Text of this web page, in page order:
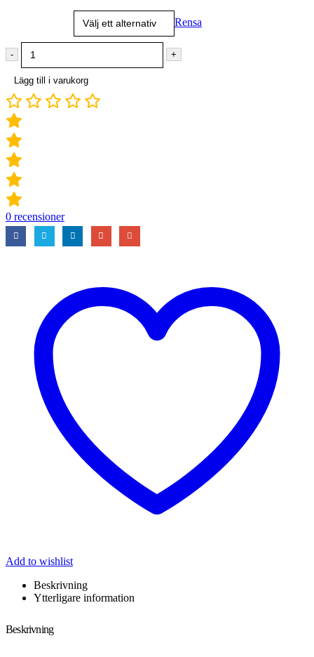
Rensa
- +
Lägg till i varukorg
0 recensioner
Add to wishlist
Beskrivning
Ytterligare information
Beskrivning